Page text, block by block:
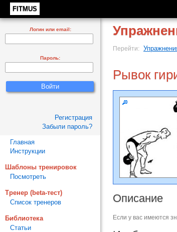
FITMUS
Перейти:
Рывок
Описание
Если у вас имеются
Логин или email:
Пароль:
Регистрация
Забыли пароль?
Главная
Инструкции
Шаблоны тренировок
Посмотреть
Тренер (beta-тест)
Список тренеров
Библиотека
Статьи